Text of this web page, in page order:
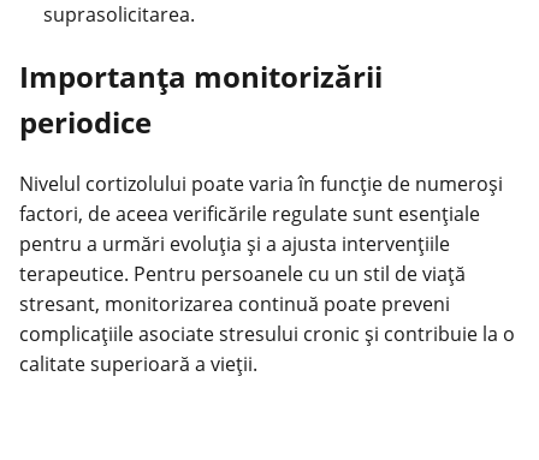
suprasolicitarea.
Importanța monitorizării
periodice
Nivelul cortizolului poate varia în funcție de numeroși
factori, de aceea verificările regulate sunt esențiale
pentru a urmări evoluția și a ajusta intervențiile
terapeutice. Pentru persoanele cu un stil de viață
stresant, monitorizarea continuă poate preveni
complicațiile asociate stresului cronic și contribuie la o
calitate superioară a vieții.